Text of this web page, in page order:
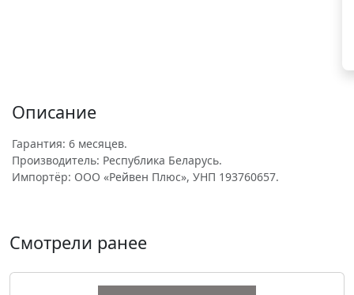
Описание
Гарантия: 6 месяцев.
Производитель: Республика Беларусь.
Импортёр: ООО «Рейвен Плюс», УНП 193760657.
Смотрели ранее